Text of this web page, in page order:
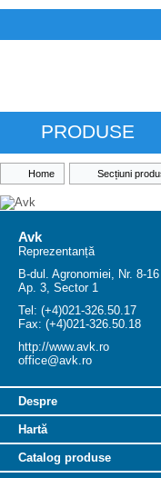
PRODUSE
Home Secțiuni
Avk
Reprezentanță
B-dul. Agronomiei, Nr. 8-
Ap. 3, Sector 1
Tel: (+4)021-326.50.17
Fax: (+4)021-326.50.18
http://www.avk.ro
office@avk.ro
Despre
Hartă
Catalog produse